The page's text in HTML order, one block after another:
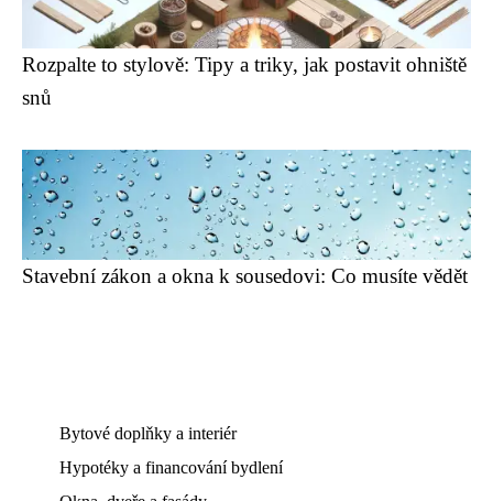
Rozpalte to stylově: Tipy a triky, jak postavit ohniště
snů
Stavební zákon a okna k sousedovi: Co musíte vědět
Bytové doplňky a interiér
Hypotéky a financování bydlení